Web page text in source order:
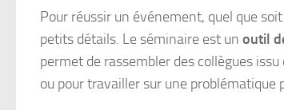
Pour réussir un événement, quel que
petits détails. Le séminaire est un outil
permet de rassembler des collègues
ou pour travailler sur une